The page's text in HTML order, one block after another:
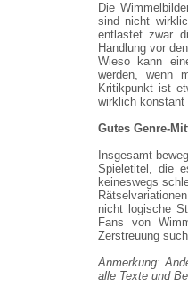
Die
sind nicht
entlastet zwar
Handlung vor
Wieso kann
werden, wenn
Kritikpunkt ist
wirklich konstant
Gutes Genre-
Insgesamt
Spieletitel, die
keineswegs
nicht logische
Fans von
Zerstreuung
Anmerkung:
alle Texte und